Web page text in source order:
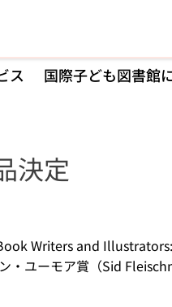
ス 国際子ども図書館
決定
Writers and Illustrators:
・ユーモア賞（Sid